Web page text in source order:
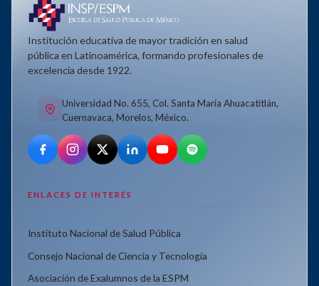
Institución educativa de mayor tradición en salud
pública en Latinoamérica, formando profesionales de
excelencia desde 1922.
Universidad No. 655, Col. Santa María Ahuacatitlán,
Cuernavaca, Morelos, México.
ENLACES DE INTERÉS
Instituto Nacional de Salud Pública
Consejo Nacional de Ciencia y Tecnología
Asociación de Exalumnos de la ESPM